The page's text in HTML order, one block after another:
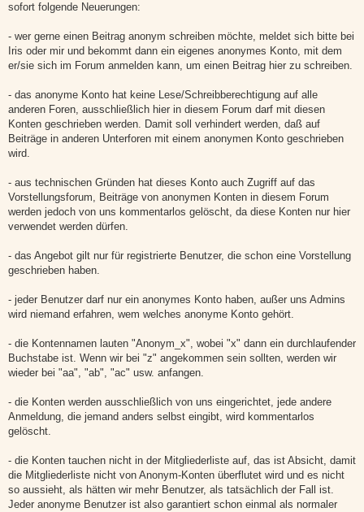
sofort folgende Neuerungen:
- wer gerne einen Beitrag anonym schreiben möchte, meldet sich bitte bei
Iris oder mir und bekommt dann ein eigenes anonymes Konto, mit dem
er/sie sich im Forum anmelden kann, um einen Beitrag hier zu schreiben.
- das anonyme Konto hat keine Lese/Schreibberechtigung auf alle
anderen Foren, ausschließlich hier in diesem Forum darf mit diesen
Konten geschrieben werden. Damit soll verhindert werden, daß auf
Beiträge in anderen Unterforen mit einem anonymen Konto geschrieben
wird.
- aus technischen Gründen hat dieses Konto auch Zugriff auf das
Vorstellungsforum, Beiträge von anonymen Konten in diesem Forum
werden jedoch von uns kommentarlos gelöscht, da diese Konten nur hier
verwendet werden dürfen.
- das Angebot gilt nur für registrierte Benutzer, die schon eine Vorstellung
geschrieben haben.
- jeder Benutzer darf nur ein anonymes Konto haben, außer uns Admins
wird niemand erfahren, wem welches anonyme Konto gehört.
- die Kontennamen lauten "Anonym_x", wobei "x" dann ein durchlaufender
Buchstabe ist. Wenn wir bei "z" angekommen sein sollten, werden wir
wieder bei "aa", "ab", "ac" usw. anfangen.
- die Konten werden ausschließlich von uns eingerichtet, jede andere
Anmeldung, die jemand anders selbst eingibt, wird kommentarlos
gelöscht.
- die Konten tauchen nicht in der Mitgliederliste auf, das ist Absicht, damit
die Mitgliederliste nicht von Anonym-Konten überflutet wird und es nicht
so aussieht, als hätten wir mehr Benutzer, als tatsächlich der Fall ist.
Jeder anonyme Benutzer ist also garantiert schon einmal als normaler